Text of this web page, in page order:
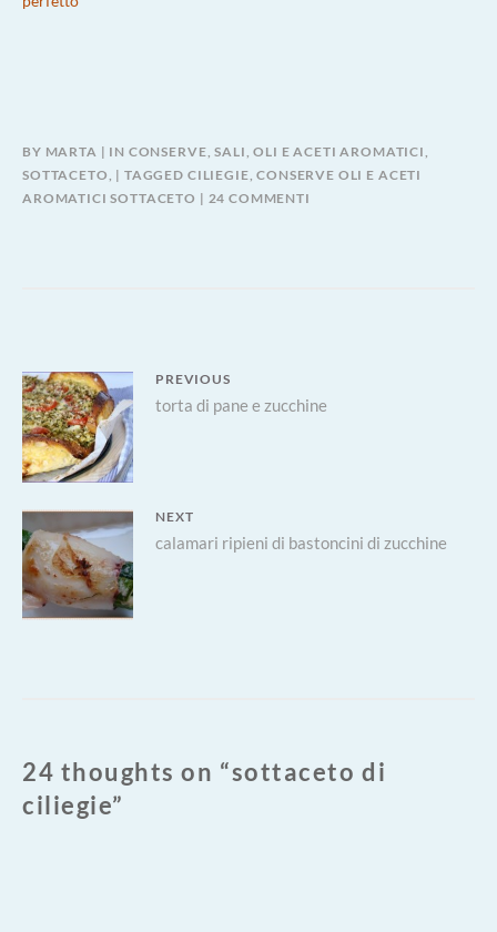
BY MARTA IN CONSERVE, SALI, OLI E ACETI AROMATICI,
SOTTACETO,
TAGGED CILIEGIE ,CONSERVE OLI E ACETI
AROMATICI SOTTACETO
24 COMMENTI
Navigazione
articoli
PREVIOUS
Previous
post:
torta di pane e zucchine
NEXT
Next
post:
calamari ripieni di bastoncini di zucchine
24 thoughts on “sottaceto di
ciliegie”